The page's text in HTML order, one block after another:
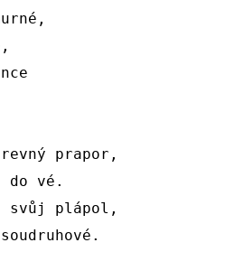
prapor,
do vé.
svůj plápol,